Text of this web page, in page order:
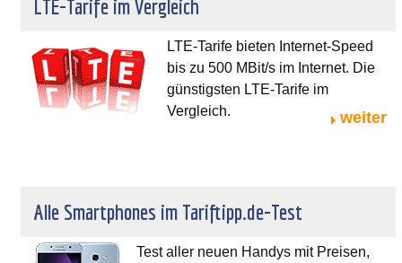
LTE-Tarife im Vergleich
LTE-Tarife bieten Internet-Speed
bis zu 500 MBit/s im Internet. Die
günstigsten LTE-Tarife im
Vergleich.
weiter
Alle Smartphones im Tariftipp.de-Test
Test aller neuen Handys mit Preisen,